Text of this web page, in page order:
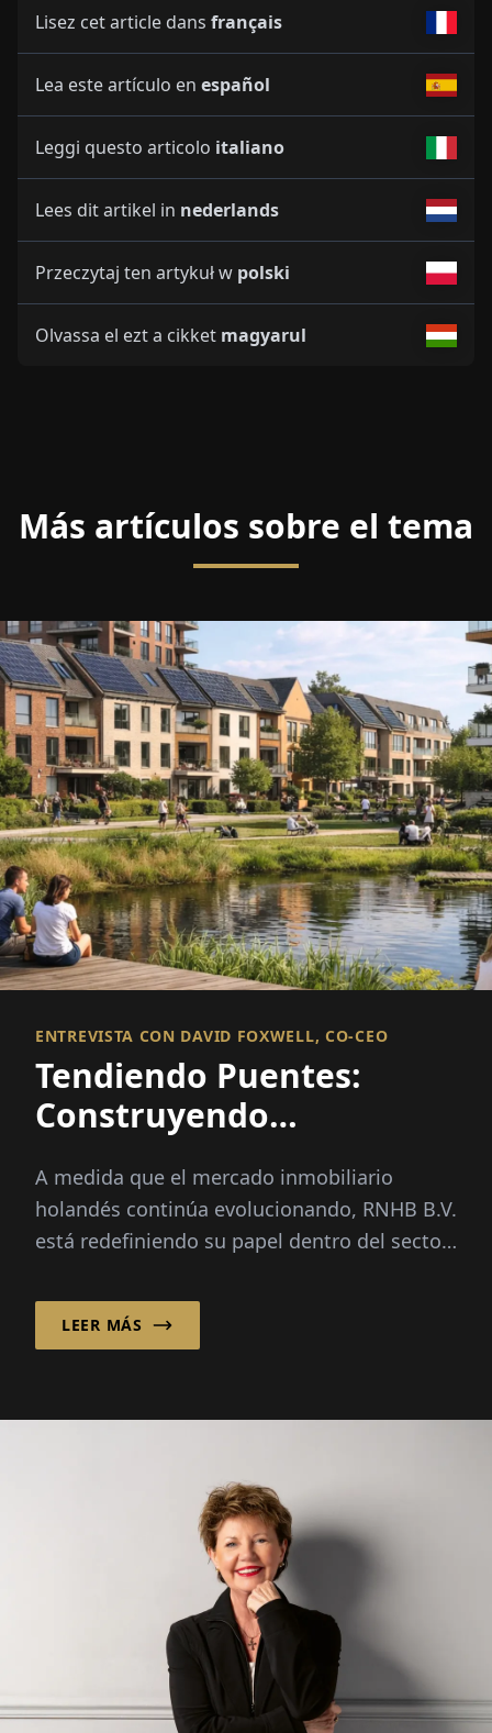
Lisez cet article dans français
Lea este artículo en español
Leggi questo articolo italiano
Lees dit artikel in nederlands
Przeczytaj ten artykuł w polski
Olvassa el ezt a cikket magyarul
Más artículos sobre el tema
ENTREVISTA CON DAVID FOXWELL, CO-CEO
Tendiendo Puentes:
Construyendo
Oportunidades de
Financiamiento
A medida que el mercado inmobiliario
holandés continúa evolucionando, RNHB B.V.
está redefiniendo su papel dentro del sector.
LEER MÁS